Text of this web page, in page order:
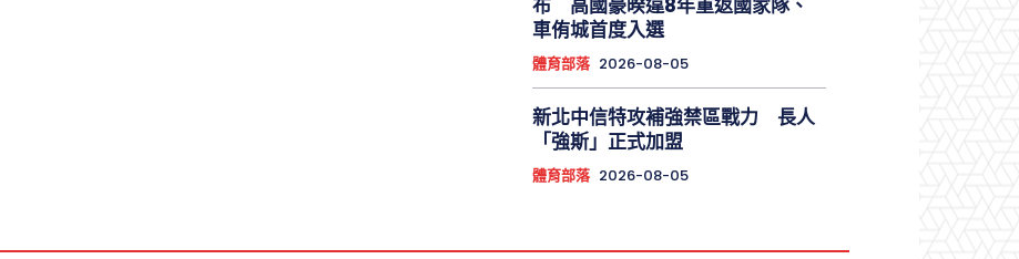
布 高國豪暌違8年重返國家隊、
車侑城首度入選
體育部落 2026-08-05
新北中信特攻補強禁區戰力 長人
「強斯」正式加盟
體育部落 2026-08-05